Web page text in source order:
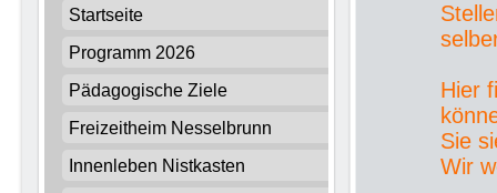
Hier
Sie
Wir
Startseite
Programm 2026
Pädagogische Ziele
Freizeitheim Nesselbrunn
Innenleben Nistkasten